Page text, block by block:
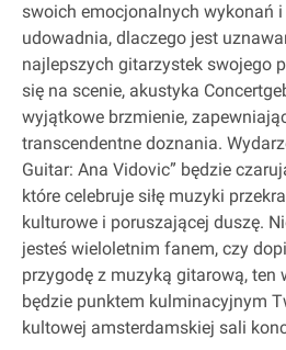
swoich emocjonalnych wykonań i
udowadnia, dlaczego jest
najlepszych gitarzystek swojego
się na scenie, akustyka
wyjątkowe brzmienie,
transcendentne doznania.
Guitar: Ana Vidovic” będzie
które celebruje siłę muzyki
kulturowe i poruszającej duszę.
jesteś wieloletnim fanem, czy
przygodę z muzyką gitarową, ten
będzie punktem kulminacyjnym
kultowej amsterdamskiej sali